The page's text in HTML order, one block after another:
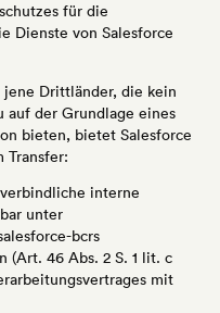
für die
Dienste von Salesforce
Drittländer, die kein
auf der Grundlage eines
bieten, bietet Salesforce
Transfer:
interne
unter
bcrs
(Art. 46 Abs. 2 S. 1 lit. c
mit